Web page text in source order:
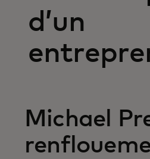
d’un
Michael